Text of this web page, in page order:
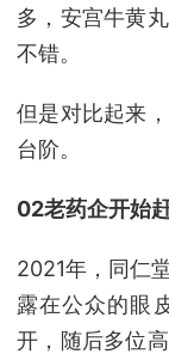
多，安宫牛黄
不错。
但是对比起来
台阶。
02老药企开始
2021年，同仁
露在公众的眼
开，随后多位